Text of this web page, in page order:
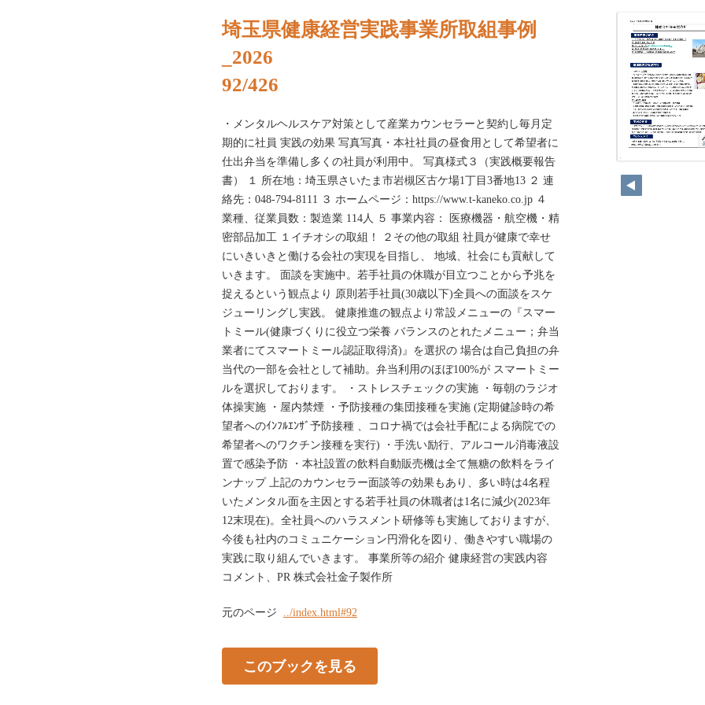
76
埼玉県健康経営実践事業所取組事例
_2026
92/426
・メンタルヘルスケア対策として産業カウンセラーと契約し毎月定
期的に社員 実践の効果 写真写真・本社社員の昼食用として希望者に
仕出弁当を準備し多くの社員が利用中。 写真様式３（実践概要報告
書） １ 所在地：埼玉県さいたま市岩槻区古ケ場1丁目3番地13 ２ 連
絡先：048-794-8111 ３ ホームページ：https://www.t-kaneko.co.jp ４
業種、従業員数：製造業 114人 ５ 事業内容： 医療機器・航空機・精
密部品加工 １イチオシの取組！ ２その他の取組 社員が健康で幸せ
にいきいきと働ける会社の実現を目指し、 地域、社会にも貢献して
いきます。 面談を実施中。若手社員の休職が目立つことから予兆を
捉えるという観点より 原則若手社員(30歳以下)全員への面談をスケ
ジューリングし実践。 健康推進の観点より常設メニューの『スマー
トミール(健康づくりに役立つ栄養 バランスのとれたメニュー；弁当
業者にてスマートミール認証取得済)』を選択の 場合は自己負担の弁
当代の一部を会社として補助。弁当利用のほぼ100%が スマートミー
ルを選択しております。 ・ストレスチェックの実施 ・毎朝のラジオ
体操実施 ・屋内禁煙 ・予防接種の集団接種を実施 (定期健診時の希
望者へのｲﾝﾌﾙｴﾝｻﾞ予防接種 、コロナ禍では会社手配による病院での
希望者へのワクチン接種を実行) ・手洗い励行、アルコール消毒液設
置で感染予防 ・本社設置の飲料自動販売機は全て無糖の飲料をライ
ンナップ 上記のカウンセラー面談等の効果もあり、多い時は4名程
いたメンタル面を主因とする若手社員の休職者は1名に減少(2023年
12末現在)。全社員へのハラスメント研修等も実施しておりますが、
今後も社内のコミュニケーション円滑化を図り、働きやすい職場の
実践に取り組んでいきます。 事業所等の紹介 健康経営の実践内容
コメント、PR 株式会社金子製作所
元のページ ../index.html#92
このブックを見る